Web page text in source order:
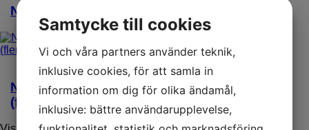
Näsklämmekuddar
Näsklämma
(flergångs)
Samtycke till cookies
Vi och våra partners använder teknik,
inklusive cookies, för att samla in
information om dig för olika ändamål,
inklusive: bättre användarupplevelse,